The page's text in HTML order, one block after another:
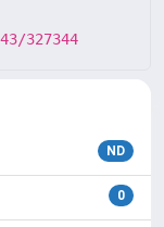
327344
ND
0